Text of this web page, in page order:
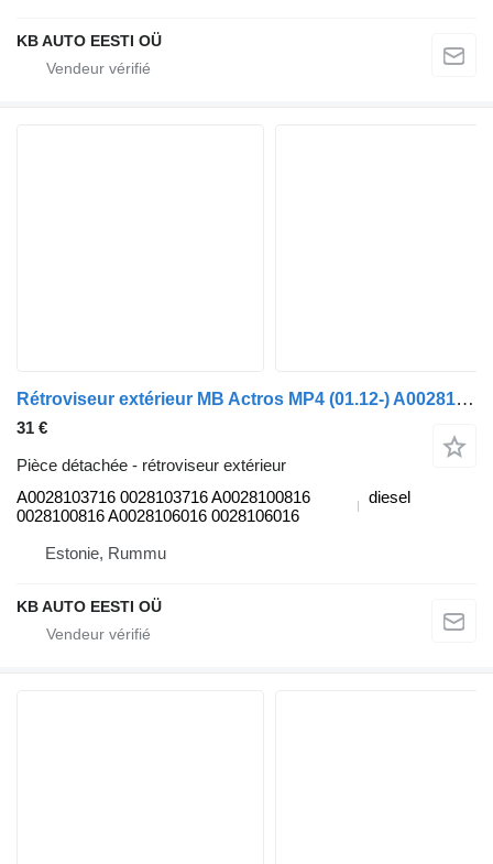
KB AUTO EESTI OÜ
Rétroviseur extérieur MB Actros MP4 (01.12-) A0028103716 pour camion Mercedes-Benz Actros MP4 Antos Arocs (2012-)
31 €
Pièce détachée - rétroviseur extérieur
A0028103716 0028103716 A0028100816
0028100816 A0028106016 0028106016
diesel
Estonie, Rummu
KB AUTO EESTI OÜ